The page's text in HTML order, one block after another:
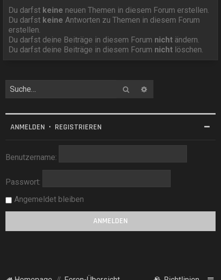
Du darfst keine neuen Themen in diesem Forum erstellen.
Du darfst keine Antworten zu Themen in diesem Forum
erstellen.
Du darfst deine Beiträge in diesem Forum nicht ändern.
Du darfst deine Beiträge in diesem Forum nicht löschen.
Suche
ANMELDEN • REGISTRIEREN
Benutzername:
Passwort:
Angemeldet bleiben